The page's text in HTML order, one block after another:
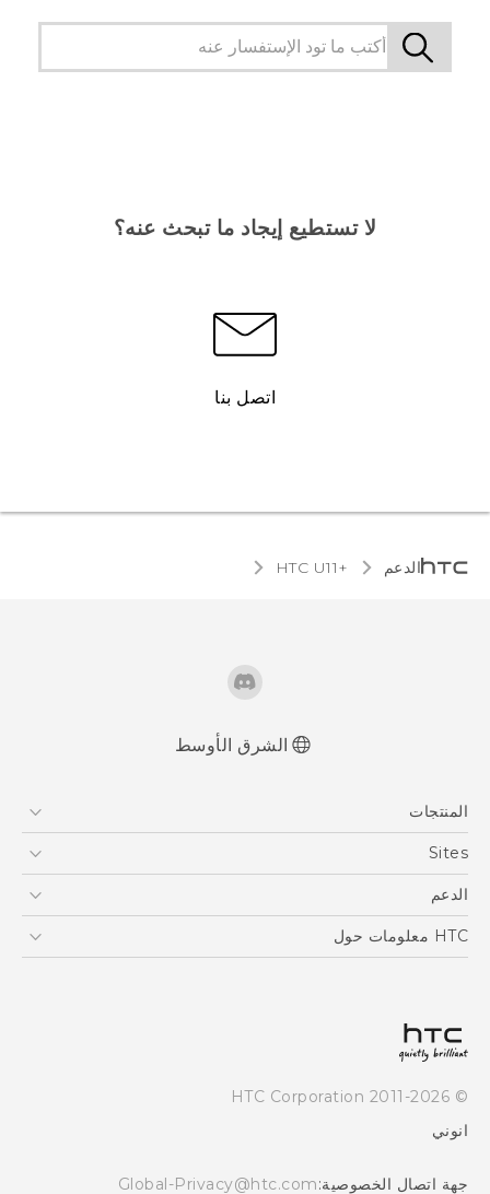
لا تستطيع إيجاد ما تبحث عنه؟
اتصل بنا
الدعم HTC U11+‎
English - Safety and regulatory guide
الشرق الأوسط
المنتجات
5G
EXODUS
Sites
HTC Dev
الدعم
الدعم
HTC معلومات حول
سياسة الخصوصية
Careers
Security and Privacy Whitepaper
© 2011-2026 HTC Corporation
انوني
جهة اتصال الخصوصية:Global-Privacy@htc.com